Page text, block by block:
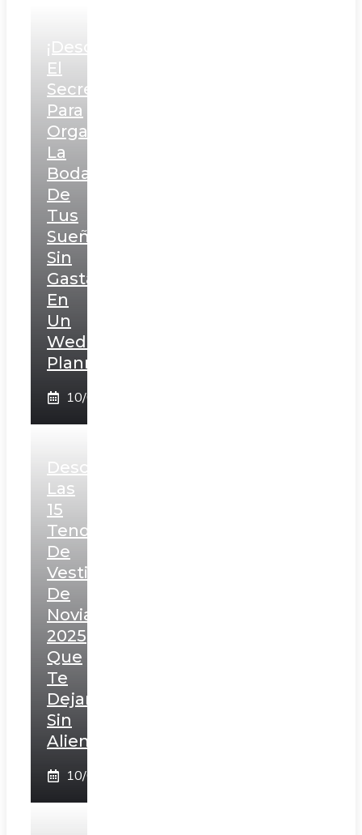
¡Descubre
El
Secreto
Para
Organizar
La
Boda
De
Tus
Sueños
Sin
Gastar
En
Un
Wedding
Planner!
10/02/2025
Descubre
Las
15
Tendencias
De
Vestidos
De
Novia
2025
Que
Te
Dejarán
Sin
Aliento
10/02/2025